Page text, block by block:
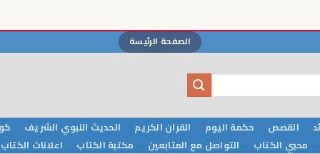
الصفحة الرئيسة
القصص حكمة اليوم القران الكريم الحديث النبوي الشريف
محبي الكتاب التواصل مع المتابعين مكتبة الكتاب اعلانات الكتاب